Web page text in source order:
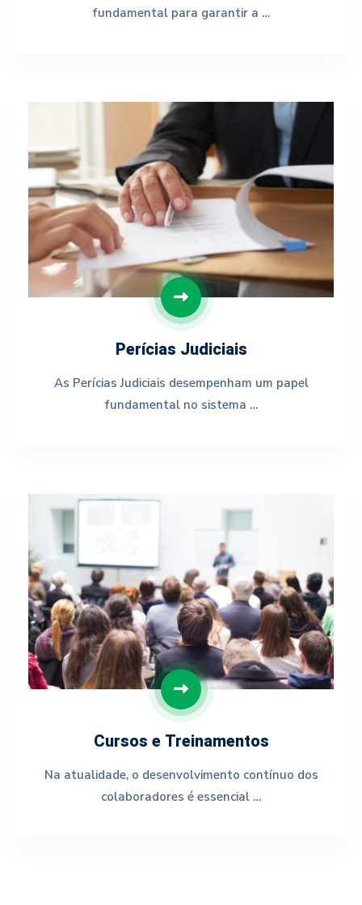
fundamental para garantir a …
Perícias Judiciais
As Perícias Judiciais desempenham um papel
fundamental no sistema …
Cursos e Treinamentos
Na atualidade, o desenvolvimento contínuo dos
colaboradores é essencial …